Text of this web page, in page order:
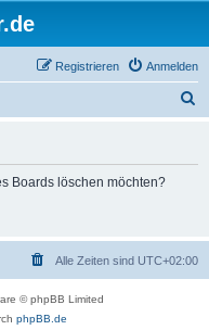
Anmelden
Registrieren
Boards löschen möchten?
Alle Zeiten sind UTC+02:00
© phpBB Limited
phpBB.de